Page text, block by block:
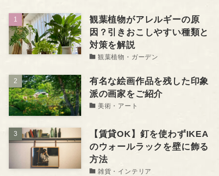
観葉植物がアレルギーの原
因？引きおこしやすい種類と
対策を解説
観葉植物・ガーデン
有名な絵画作品を残した印象
派の画家をご紹介
美術・アート
【賃貸OK】釘を使わずIKEA
のウォールラックを壁に飾る
方法
雑貨・インテリア